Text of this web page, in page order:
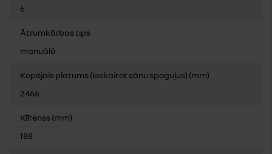
6
Ātrumkārbas tips
manuālā
Kopējais platums (ieskaitot sānu spoguļus) (mm)
2466
Klīrenss (mm)
188